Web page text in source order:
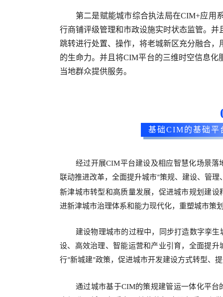
第二是赋能城市综合执法局在CIM+应用
行商铺评级管理和市政设施实时状态监管。
跳转进行处置、操作，将老城新区充分融合
的生命力。并且将CIM平台的三维时空信息化
当地群众提供服务。
基础CIM的基础平
经过开展CIM平台建设及相应智慧化场景落
联动推进改革，全面提升城市“策规、建设、管理
新津城市转型和高质量发展，促进城市规划建
进新津城市治理体系和能力现代化，重塑城市策
建设物理城市的过程中，同步打造数字孪
设、高效治理、智能运营和产业引育，全面提升
行“新城建”政策，促进城市开发建设方式转型、
通过城市基于CIM的策规建管运一体化平台